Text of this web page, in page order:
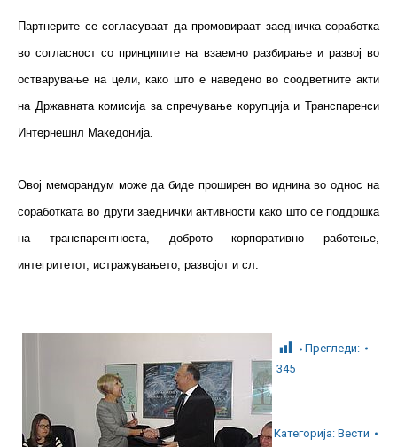
Партнерите се согласуваат да промовираат заедничка соработка
во согласност со принципите на взаемно разбирање и развој во
остварување на цели, како што е наведено во соодветните акти
на Државната комисија за спречување корупција и Транспаренси
Интернешнл Македонија.
Овој меморандум може да биде проширен во иднина во однос на
соработката во други заеднички активности како што се поддршка
на транспарентноста, доброто корпоративно работење,
интегритетот, истражувањето, развојот и сл.
Прегледи:
345
Категорија: Вести